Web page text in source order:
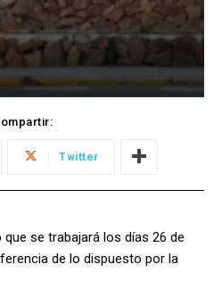
Twitter
se trabajará los días 26 de
de lo dispuesto por la